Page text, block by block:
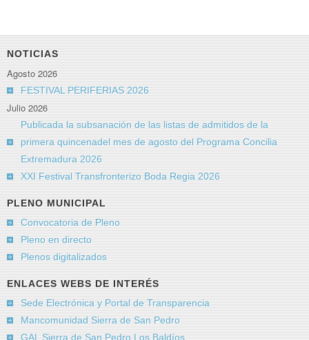
NOTICIAS
Agosto 2026
FESTIVAL PERIFERIAS 2026
Julio 2026
Publicada la subsanación de las listas de admitidos de la
primera quincenadel mes de agosto del Programa Concilia
Extremadura 2026
XXI Festival Transfronterizo Boda Regia 2026
PLENO MUNICIPAL
Convocatoria de Pleno
Pleno en directo
Plenos digitalizados
ENLACES WEBS DE INTERÉS
Sede Electrónica y Portal de Transparencia
Mancomunidad Sierra de San Pedro
GAL Sierra de San Pedro Los Baldíos